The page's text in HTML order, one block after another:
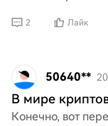
2 Лайк
50640**
В мире
Конечно, вот